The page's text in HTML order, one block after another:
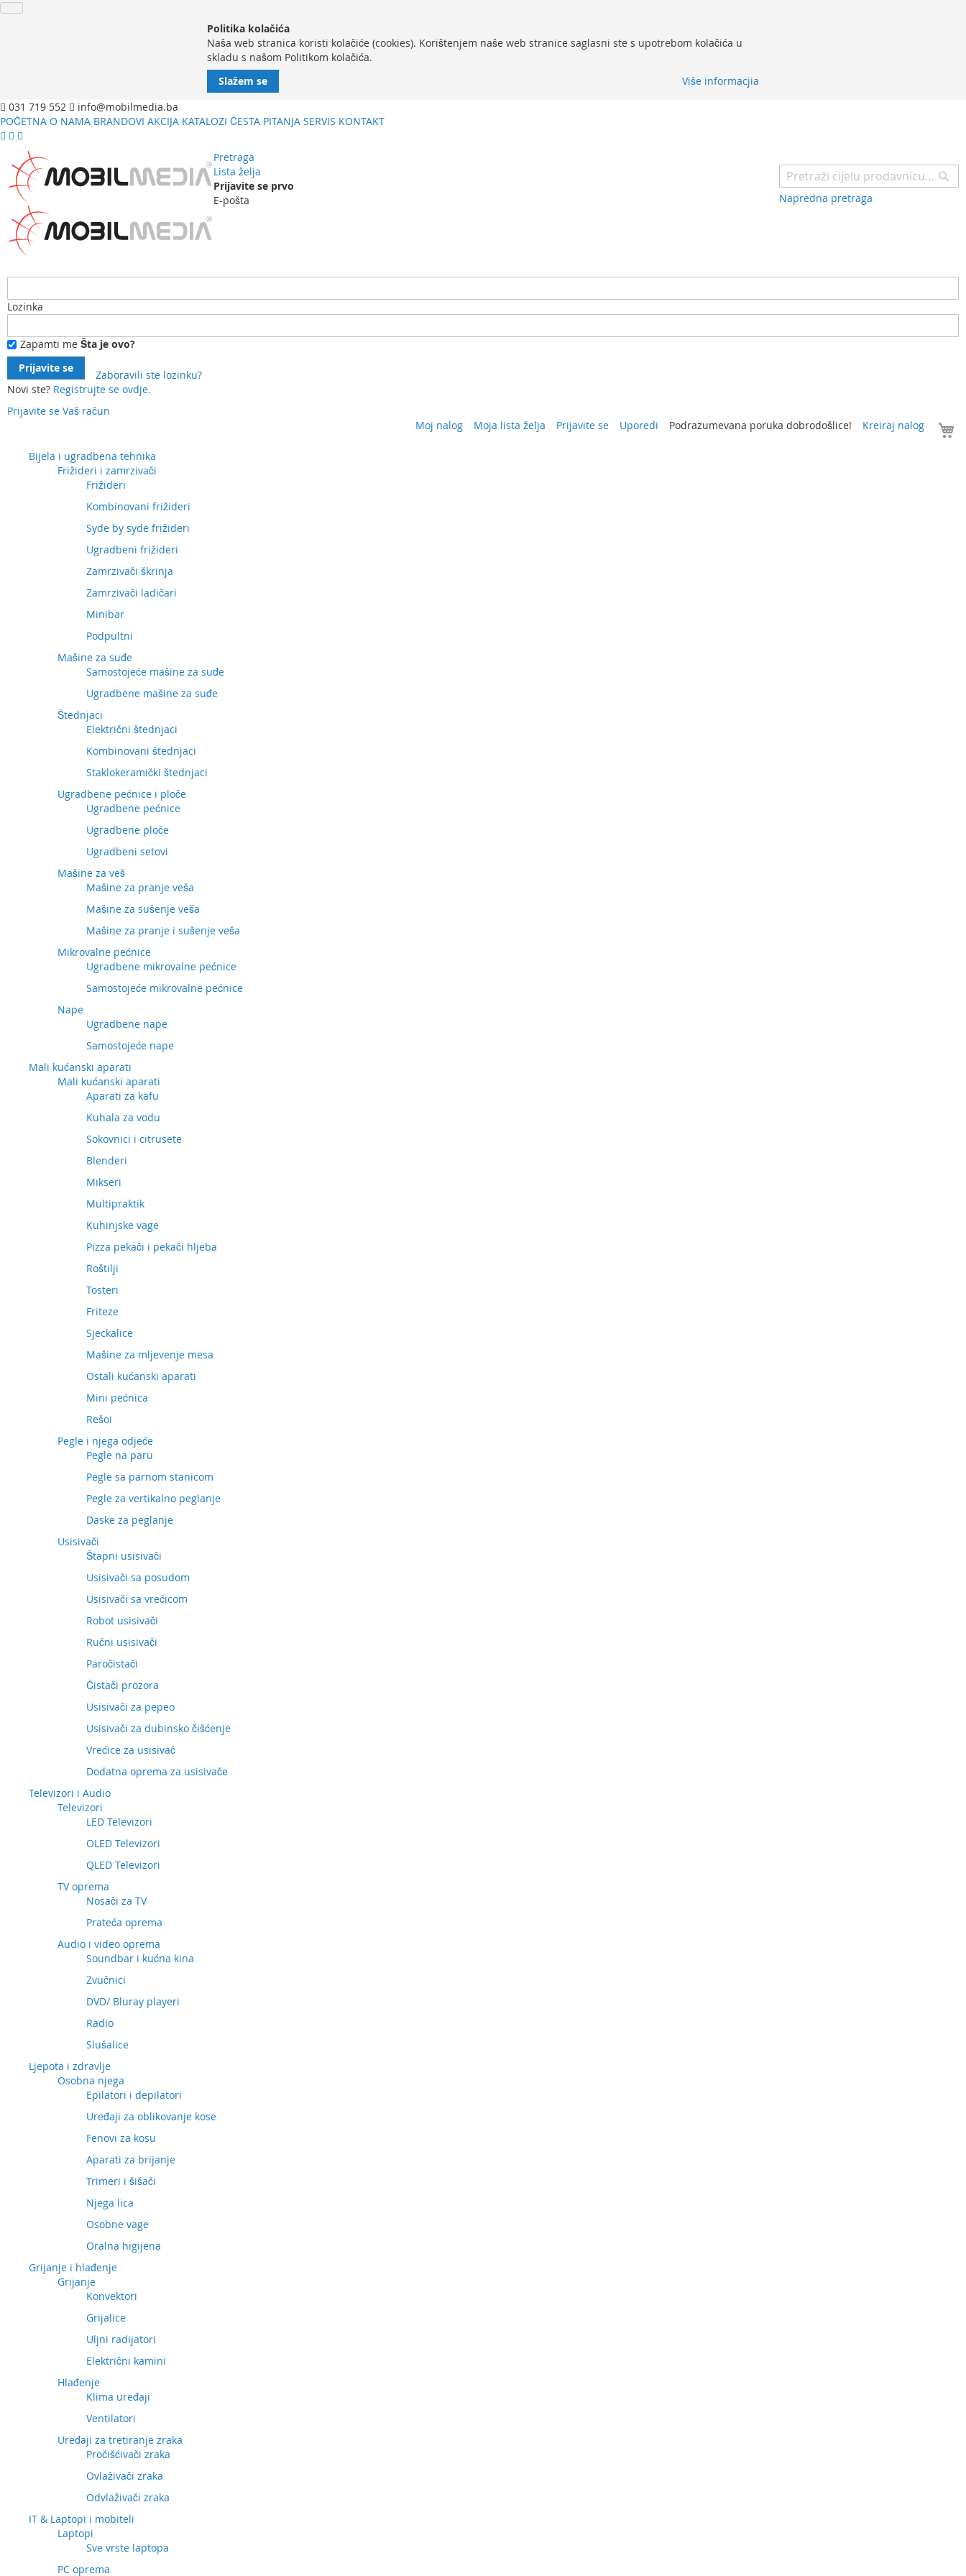
Politika kolačića
Naša web stranica koristi kolačiće (cookies). Korištenjem naše web stranice saglasni ste s upotrebom kolačića u
skladu s našom Politikom kolačića.
Više informacjia
Slažem se
031 719 552
info@mobilmedia.ba
POČETNA O NAMA BRANDOVI AKCIJA KATALOZI ČESTA PITANJA SERVIS KONTAKT
Pretraga
Napredna pretraga
Lista želja
Prijavite se prvo
E-pošta
Lozinka
Zapamti me Šta je ovo?
Prijavite se
Zaboravili ste lozinku?
Novi ste? Registrujte se ovdje.
Prijavite se Vaš račun
Moj nalog Moja lista želja Prijavite se Uporedi Podrazumevana poruka dobrodošlice! Kreiraj nalog
sadržajBijela i ugradbena tehnika
Frižideri i zamrzivači
Frižideri
Kombinovani frižideri
Syde by syde frižideri
Ugradbeni frižideri
Zamrzivači škrinja
Zamrzivači ladičari
Minibar
Podpultni
Mašine za suđe
Samostojeće mašine za suđe
Ugradbene mašine za suđe
Štednjaci
Električni štednjaci
Kombinovani štednjaci
Staklokeramički štednjaci
Ugradbene pećnice i ploče
Ugradbene pećnice
Ugradbene ploče
Ugradbeni setovi
Mašine za veš
Mašine za pranje veša
Mašine za sušenje veša
Mašine za pranje i sušenje veša
Mikrovalne pećnice
Ugradbene mikrovalne pećnice
Samostojeće mikrovalne pećnice
Nape
Ugradbene nape
Samostojeće nape
Mali kućanski aparati
Mali kućanski aparati
Aparati za kafu
Kuhala za vodu
Sokovnici i citrusete
Blenderi
Mikseri
Multipraktik
Kuhinjske vage
Pizza pekači i pekači hljeba
Roštilji
Tosteri
Friteze
Sjeckalice
Mašine za mljevenje mesa
Ostali kućanski aparati
Mini pećnica
Rešoi
Pegle i njega odjeće
Pegle na paru
Pegle sa parnom stanicom
Pegle za vertikalno peglanje
Daske za peglanje
Usisivači
Štapni usisivači
Usisivači sa posudom
Usisivači sa vrećicom
Robot usisivači
Ručni usisivači
Paročistači
Čistači prozora
Usisivači za pepeo
Usisivači za dubinsko čišćenje
Vrećice za usisivač
Dodatna oprema za usisivače
Televizori i Audio
Televizori
LED Televizori
OLED Televizori
QLED Televizori
TV oprema
Nosači za TV
Prateća oprema
Audio i video oprema
Soundbar i kućna kina
Zvučnici
DVD/ Bluray playeri
Radio
Slušalice
Ljepota i zdravlje
Osobna njega
Epilatori i depilatori
Uređaji za oblikovanje kose
Fenovi za kosu
Aparati za brijanje
Trimeri i šišači
Njega lica
Osobne vage
Oralna higijena
Grijanje i hlađenje
Grijanje
Konvektori
Grijalice
Uljni radijatori
Električni kamini
Hlađenje
Klima uređaji
Ventilatori
Uređaji za tretiranje zraka
Pročišćivači zraka
Ovlaživači zraka
Odvlaživači zraka
IT & Laptopi i mobiteli
Laptopi
Sve vrste laptopa
PC oprema